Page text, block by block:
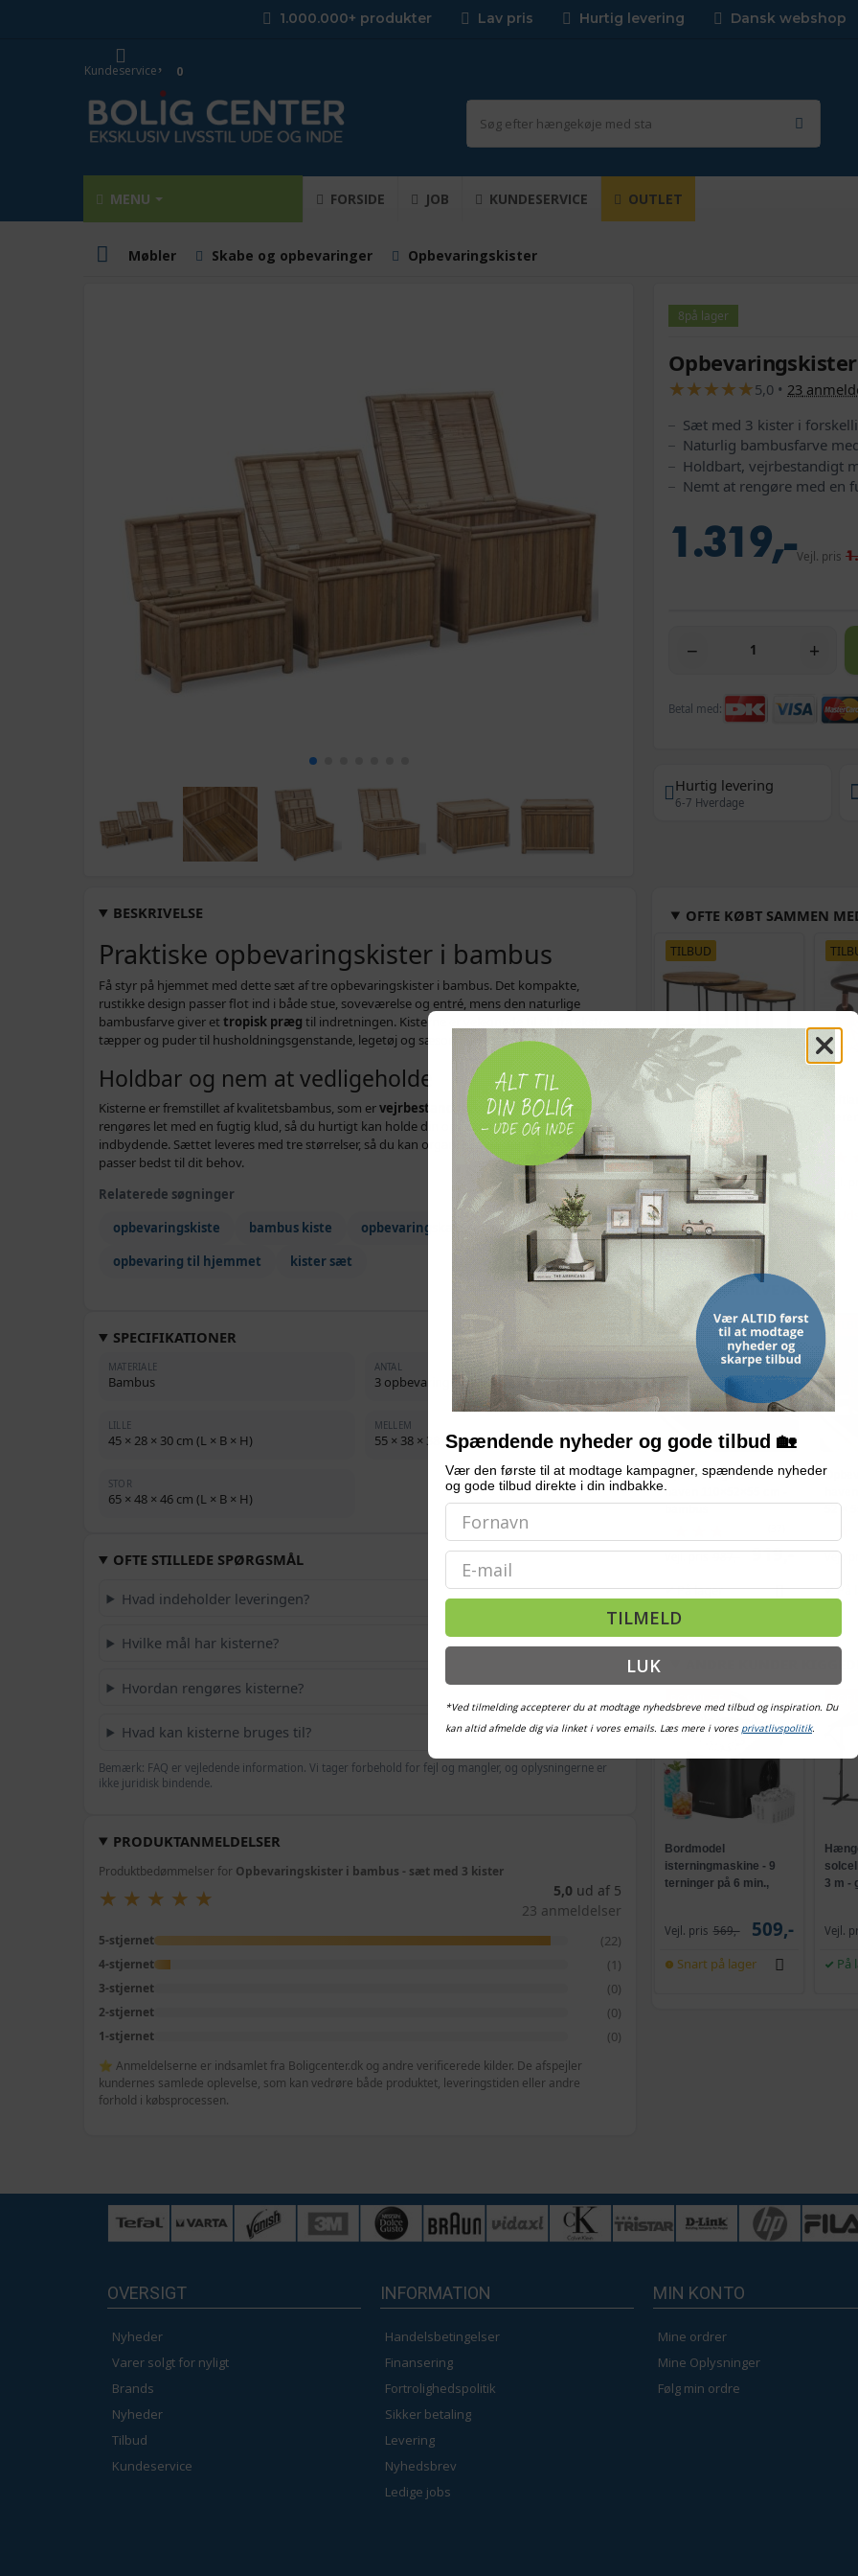
1.000.000+ produkter Lav pris Hurtig levering Dansk webshop
Kundeservice 0
MENU FORSIDE JOB KUNDESERVICE OUTLET
Møbler Skabe og opbevaringer Opbevaringskister
8på lager
★
★★
★★
★★
★★
★5,0 • 23
Sæt med 3 kister i
Naturlig bambusfarve
Holdbart, vejrbestandigt
Nemt at rengøre med en
1.319,-Vejl. pris
− +
Betal med:
Hurtig levering
6-7 Hverdage
BESKRIVELSE
Praktiske opbevaringskister i bambus
Få styr på hjemmet med dette sæt af tre opbevaringskister i bambus. Det kompakte,
rustikke design passer flot ind i både stue, soveværelse og entré, mens den naturlige
bambusfarve giver et tropisk præg til indretningen. Kisterne er velegnede til alt fra ekstra
tæpper og puder til husholdningsgenstande, legetøj og sæsonens småting.
Holdbar og nem at vedligeholde
Kisterne er fremstillet af kvalitetsbambus, som ervejrbestandigt ogholdbart. Overfladen
rengøres let med en fugtig klud, så du hurtigt kan holde din opbevaring pæn og
indbydende. Sættet leveres med tre størrelser, så du kan organisere på den måde, der
passer bedst til dit behov.
Relaterede søgninger
opbevaringskiste
bambus kiste
opbevaringskasser
opbevaring til hjemmet
kister sæt
SPECIFIKATIONER
MATERIALE
Bambus
ANTAL
3 opbevaringskister
LILLE
45 × 28 × 30 cm (L × B × H)
MELLEM
55 × 38 × 38 cm (L × B × H)
STOR
65 × 48 × 46 cm (L × B × H)
OFTE STILLEDE SPØRGSMÅL
Hvad indeholder leveringen?
Hvilke mål har kisterne?
Hvordan rengøres kisterne?
Hvad kan kisterne bruges til?
Bemærk: FAQ er vejledende information. Vi tager forbehold for fejl og mangler, og oplysningerne er
ikke juridisk bindende.
PRODUKTANMELDELSER
Produktbedømmelser for Opbevaringskister i bambus - sæt med 3 kister
★
★ ★
★ ★
★ ★
★ ★
★ 5,0 ud af 5
23 anmeldelser
5-stjernet (22)
4-stjernet (1)
3-stjernet (0)
2-stjernet (0)
1-stjernet (0)
⭐ Anmeldelserne er indsamlet fra Boligcenter.dk og andre verificerede kilder. De afspejler
kundernes samlede oplevelse, som kan vedrøre både produktet, leveringstiden eller andre
forhold i købsprocessen.
OFTE KØBT SAMMEN
TILBUD
Indskudsborde i
massivt akacietræ -
sæt med 3 sofaborde
(120)
Vejl. pris
1.149,-
1.139,-
På lager
ALTERNATIVE VARER
TILBUD
Opbevaringskasse til
haven 110×52×55 cm -
Vejl. pris 987,- 919,-
På lager
52 ×
Vejl.
På
POPULÆR
Bordmodel
isterningmaskine - 9
terninger på 6 min.,
Vejl. pris 569,- 509,-
Snart på lager
3 m -
Vejl.
På
OVERSIGT
Nyheder
Varer solgt for nyligt
Brands
Nyheder
Tilbud
Kundeservice
INFORMATION
Handelsbetingelser
Finansering
Fortrolighedspolitik
Sikker betaling
Levering
Nyhedsbrev
Ledige jobs
MIN KONTO
Mine ordrer
Mine Oplysninger
Følg min ordre
Spændende nyheder og gode tilbud 🏡
Vær den første til at modtage kampagner, spændende nyheder
og gode tilbud direkte i din indbakke.
Email
TILMELD
LUK
*Ved tilmelding accepterer du at modtage nyhedsbreve med tilbud og inspiration. Du
kan altid afmelde dig via linket i vores emails. Læs mere i vores privatlivspolitik.